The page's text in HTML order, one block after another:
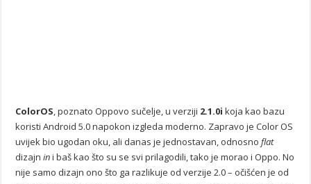
ColorOS, poznato Oppovo sučelje, u verziji 2.1.0i koja kao bazu
koristi Android 5.0 napokon izgleda moderno. Zapravo je Color OS
uvijek bio ugodan oku, ali danas je jednostavan, odnosnoflat
dizajnini baš kao što su se svi prilagodili, tako je morao i Oppo. No
nije samo dizajn ono što ga razlikuje od verzije 2.0 – očišćen je od